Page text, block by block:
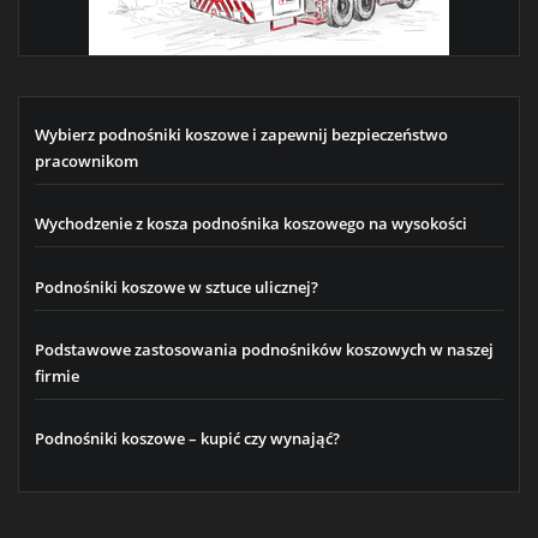
Wybierz podnośniki koszowe i zapewnij bezpieczeństwo
pracownikom
Wychodzenie z kosza podnośnika koszowego na wysokości
Podnośniki koszowe w sztuce ulicznej?
Podstawowe zastosowania podnośników koszowych w naszej
firmie
Podnośniki koszowe – kupić czy wynająć?